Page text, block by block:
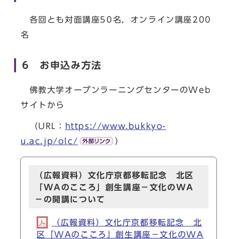
各回とも対面講座50名，オンライン講座200
名
6 お申込み方法
佛教大学オープンラーニングセンターのWeb
サイトから
（URL：
https://www.bukkyo-
u.ac.jp/olc/
）
（広報資料）文化庁京都移転記念 北区
「WAのこころ」創生講座－文化のWA
－の開講について
（広報資料）文化庁京都移転記念 北
区「WAのこころ」創生講座－文化のWA